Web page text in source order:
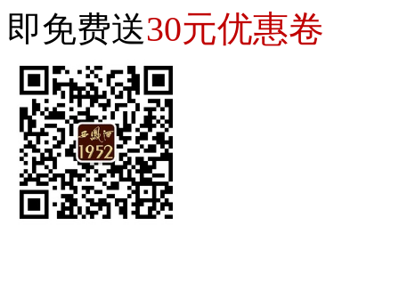
即免费送30元优惠卷